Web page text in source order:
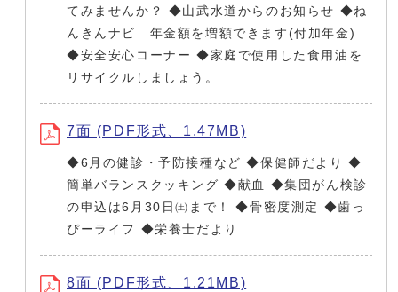
てみませんか？ ◆山武水道からのお知らせ ◆ね
んきんナビ 年金額を増額できます(付加年金)
◆安全安心コーナー ◆家庭で使用した食用油を
リサイクルしましょう。
7面 (PDF形式、1.47MB)
◆6月の健診・予防接種など ◆保健師だより ◆
簡単バランスクッキング ◆献血 ◆集団がん検診
の申込は6月30日㈯まで！ ◆骨密度測定 ◆歯っ
ぴーライフ ◆栄養士だより
8面 (PDF形式、1.21MB)